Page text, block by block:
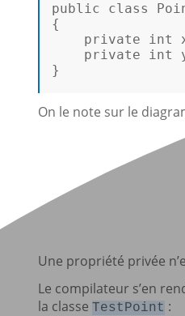
public class
{
private
int
private
int
}
On le note sur le
Une propriété privée
Le compilateur s’en
la classe TestPoint :